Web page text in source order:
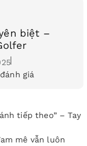
biệt –
giá
tiếp theo” – Tay
mê vẫn luôn